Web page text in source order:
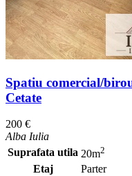
Spatiu comercial/
Cetate
200 €
Alba Iulia
Suprafata utila 20m2
Etaj
Parter